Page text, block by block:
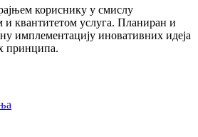
кориснику у смислу
и квантитетом услуга. Планиран и
имплементацију иновативних идеја
принципа.